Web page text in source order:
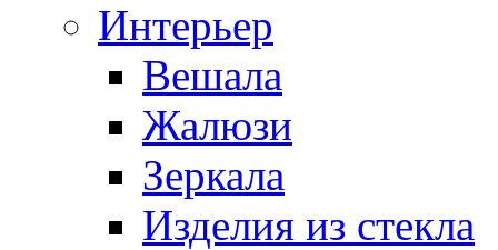
Интерьер
Вешала
Жалюзи
Зеркала
Изделия из стекла